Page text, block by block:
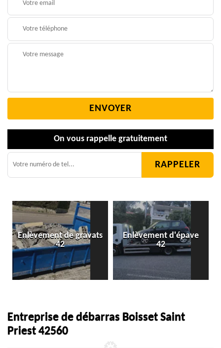
On vous rappelle gratuitement
Enlèvement de gravats
42
Enlèvement d'épave
42
Entreprise de débarras Boisset Saint
Priest 42560